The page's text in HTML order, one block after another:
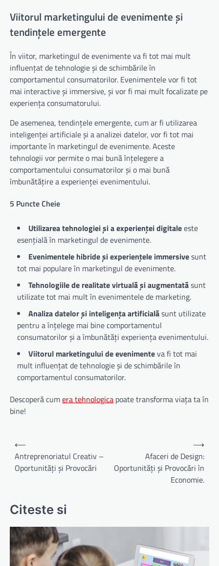
Viitorul marketingului de evenimente și
tendințele emergente
În viitor, marketingul de evenimente va fi tot mai mult
influențat de tehnologie și de schimbările în
comportamentul consumatorilor. Evenimentele vor fi tot
mai interactive și immersive, și vor fi mai mult focalizate pe
experiența consumatorului.
De asemenea, tendințele emergente, cum ar fi utilizarea
inteligenței artificiale și a analizei datelor, vor fi tot mai
importante în marketingul de evenimente. Aceste
tehnologii vor permite o mai bună înțelegere a
comportamentului consumatorilor și o mai bună
îmbunătățire a experienței evenimentului.
5 Puncte Cheie
Utilizarea tehnologiei și a experienței digitaleeste
esențială în marketingul de evenimente.
Evenimentele hibride și experiențele immersivesunt
tot mai populare în marketingul de evenimente.
Tehnologiile de realitate virtuală și augmentatăsunt
utilizate tot mai mult în evenimentele de marketing.
Analiza datelor și inteligența artificialăsunt utilizate
pentru a înțelege mai bine comportamentul
consumatorilor și a îmbunătăți experiența evenimentului.
Viitorul marketingului de evenimenteva fi tot mai
mult influențat de tehnologie și de schimbările în
comportamentul consumatorilor.
Descoperă cumera tehnologica poate transforma viața ta în
bine!
Navigare
în
articole
⟵
Antreprenoriatul Creativ –
Oportunități și Provocări
Afaceri de Design:
Oportunități și Provocări în
Economie.
⟶
Citeste si